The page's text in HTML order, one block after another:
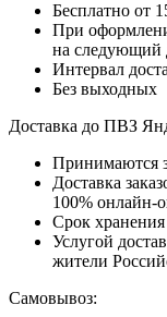
Бесплатно от
При
на следующий
Интервал
Без выходных
Доставка до ПВЗ
Принимаются
Доставка
100% онлайн-
Срок хранения
Услугой
жители
Самовывоз: